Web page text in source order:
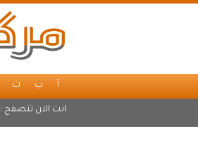
أ ب ت
انت الان تتصفح :